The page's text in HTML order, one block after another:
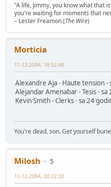
"A life, Jimmy, you know what that
you're waiting for moments that
– Lester Freamon (The Wire)
Morticia
11-12-2004, 18:52:48
Alexandre Aja - Haute tension -
Alejandar Amenabar - Tesis - sa
Kevin Smith - Clerks - sa 24
You're dead, son. Get yourself
Milosh
5
11-12-2004, 20:22:20